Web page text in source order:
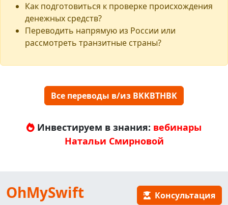
Как подготовиться к проверке происхождения
денежных средств?
Переводить напрямую из России или
рассмотреть транзитные страны?
Все переводы в/из BKKBTHBK
Инвестируем в знания: вебинары
Натальи Смирновой
OhMySwift Консультация